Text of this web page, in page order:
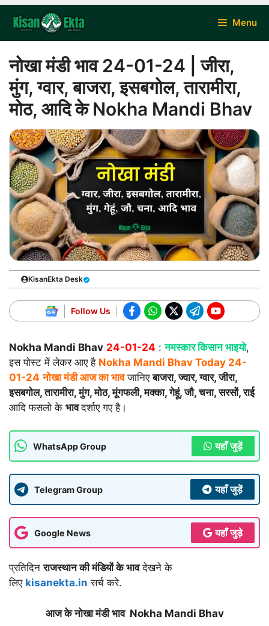
content
Menu
नोखा मंडी भाव 24-01-24 | जीरा,
मुंग, ग्वार, बाजरा, इसबगोल, तारामीरा,
मोठ, आदि के Nokha Mandi Bhav
KisanEkta Desk
Follow Us
Nokha Mandi Bhav 24-01-24 :नमस्कार किसान भाइयो,
इस पोस्ट में लेकर आए है Nokha Mandi Bhav Today 24-
01-24 नोखा मंडी आज का भावजानिएबाजरा, ज्वार, ग्वार, जीरा,
इसबगोल, तारामीरा, मुंग, मोठ, मूंगफली, मक्का, गेहूं, जौ, चना, सरसों, राई
आदि फसलो के भावदर्शाए गए है।
WhatsApp Group यहाँ जुड़ें
Telegram Group यहाँ जुड़ें
Google News यहाँ जुड़े
प्रतिदिनराजस्थान की मंडियों के भावदेखने के
लिए kisanekta.in सर्च करे.
आज के नोखा मंडी भाव Nokha Mandi Bhav